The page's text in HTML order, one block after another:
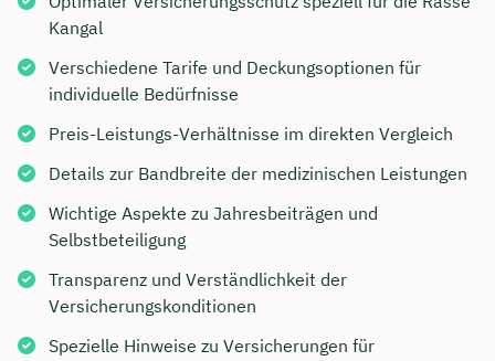
Kangal
Verschiedene Tarife und Deckungsoptionen für
individuelle Bedürfnisse
Preis-Leistungs-Verhältnisse im direkten Vergleich
Details zur Bandbreite der medizinischen Leistungen
Wichtige Aspekte zu Jahresbeiträgen und
Selbstbeteiligung
Transparenz und Verständlichkeit der
Versicherungskonditionen
Spezielle Hinweise zu Versicherungen für